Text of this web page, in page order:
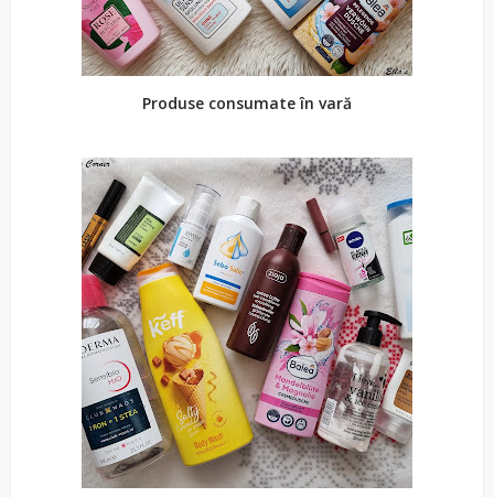
Produse consumate în vară